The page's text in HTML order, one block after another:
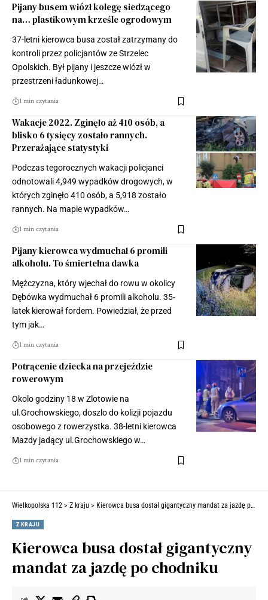
Pijany busem wiózł kolegę siedzącego
na… plastikowym krześle ogrodowym
37-letni kierowca busa został zatrzymany do
kontroli przez policjantów ze Strzelec
Opolskich. Był pijany i jeszcze wiózł w
przestrzeni ładunkowej…
1 min czytania
Wakacje 2022. Zginęło aż 410 osób, a
blisko 6 tysięcy zostało rannych.
Przerażające statystyki
Podczas tegorocznych wakacji policjanci
odnotowali 4,949 wypadków drogowych, w
których zginęło 410 osób, a 5,918 zostało
rannych. Na mapie wypadków…
1 min czytania
Pijany kierowca wydmuchał 6 promili
alkoholu. To śmiertelna dawka
Mężczyzna, który wjechał do rowu w okolicy
Dębówka wydmuchał 6 promili alkoholu. 35-
latek kierował fordem. Powiedział, że przed
tym jak…
1 min czytania
Potrącenie dziecka na przejeździe
rowerowym
Okolo godziny 18 w Zlotowie na
ul.Grochowskiego, doszlo do kolizji pojazdu
osobowego z rowerzystka. 38-letni kierowca
Mazdy jadący ul.Grochowskiego w…
1 min czytania
Wielkopolska 112 > Z kraju > Kierowca busa dostał gigantyczny mandat za jazdę po chodniku
Z KRAJU
Kierowca busa dostał gigantyczny
mandat za jazdę po chodniku